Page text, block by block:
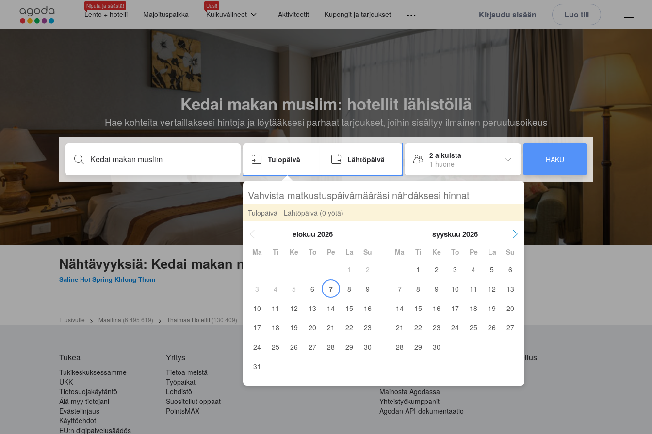
Niputa ja säästä!
Lento + hotelli Majoituspaikka
Uusi!
Kulkuvälineet Aktiviteetit Kupongit ja tarjoukset Kirjaudu sisään Luo tili
Kedai makan muslim: hotellit lähistöllä
Hae kohteita vertaillaksesi hintoja ja löytääksesi parhaat tarjoukset, joihin sisältyy ilmainen peruutusoikeus
Tulopäivä Lähtöpäivä
2 aikuista
1 huone
HAKU
Vahvista matkustuspäivämääräsi nähdäksesi hinnat
Tulopäivä - Lähtöpäivä (0 yötä)
elokuu 2026
Ma Ti Ke To Pe La
Su
1
2
3
4 5 6 7 8
9
10
11 12 13 14 15
16
17
18 19 20 21 22
23
24
25 26 27 28 29
30
31
syyskuu 2026
Ma Ti Ke To Pe La
Su
1
2 3 4 5
6
7
8 9 10 11 12
13
14
15 16 17 18 19
20
21
22 23 24 25 26
27
28
29 30
Nähtävyyksiä: Kedai makan muslim
Saline Hot Spring Khlong Thom
Etusivulle > Maailma (6 495 619) > Thaimaa Hotellit (130 409) >
Tukea
Tukikeskuksessamme
UKK
Tietosuojakäytäntö
Älä myy tietojani
Evästelinjaus
Käyttöehdot
EU:n digipalvelusäädös
Yritys
Tietoa meistä
Työpaikat
Lehdistö
Suositellut oppaat
PointsMAX
Mainosta Agodassa
Yhteistyökumppanit
Agodan API-dokumentaatio
Hanki sovellus